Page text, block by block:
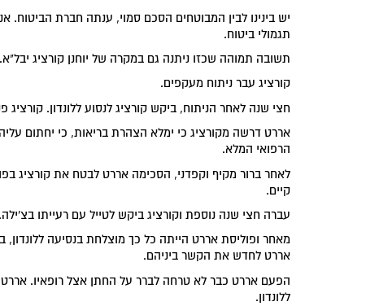
יש בינינו לבין המבוטחים הסכם סמוי, ענתה חברת
תגמולי ביטוח.
תשובה תמוהה שכזו ניתנה גם במקרה של יוחנן קורציג יבל"א.
קורציג עבר ניתוח מעקפים.
חצי שנה לאחר הניתוח, ביקש קורציג לנסוע ללונדון.
אררט דרשה מקורציג כי ימלא הצהרת בריאות, כי יחתום
הרפואי המלא.
לאחר ברור מקיף וקפדני, הסכימה אררט לבטח את קורציג
קיים.
עברה חצי שנה נוספת וקורציג ביקש לטייל עם רעייתו בצ'ילה.
מאחר ופוליסת אררט הייתה כל כך מוצלחת בנסיעה
אררט לחדש את הקשר ביניהם.
הפעם אררט כבר לא טרחה לברר על החתן אצל רופאיו.
ללונדון.